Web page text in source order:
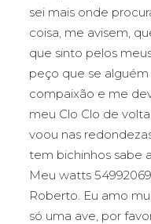
sei mais onde
coisa, me avisem,
que sinto pelos
peço que se
compaixão e me
meu Clo Clo de
voou nas
tem bichinhos sabe
Meu watts
Roberto. Eu amo
só uma ave, por